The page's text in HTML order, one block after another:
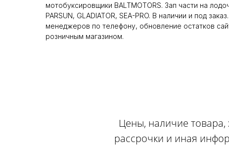
мотобуксировщики BALTMOTORS. Зап части на
PARSUN, GLADIATOR, SEA-PRO. В наличии и под
менеджеров по телефону, обновление остатков
розничным магазином.
Цены, наличие товара,
рассрочки и иная